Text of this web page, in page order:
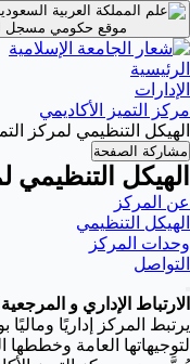
موقع حكومي مسجل
الرئيسية
الإدارات
مركز التميز الأكاديمي
الهيكل التنظيمي لمركز
مشاركة الصفحة
الهيكل التنظيمي
عن المركز
الهيكل التنظيمي
وحدات المركز
التواصل
الارتباط الإداري و المرجعية
يرتبط المركز إداريًا
لتوجيهاتها العامة وخططها